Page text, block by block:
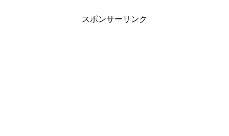
スポンサーリンク